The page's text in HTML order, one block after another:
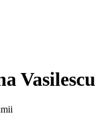
Vasilescu